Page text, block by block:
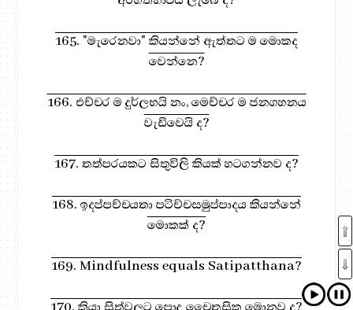
165. "මැරෙනවා" කියන්නේ ඇත්තට ම මොකද
වෙන්නෙ?
166. එච්චර ම දුර්ලභයි නං, මෙච්චර ම ජනගහනය
වැඩිවෙයි ද?
167. තත්පරයකට සිතුවිලි කියක් හටගන්නව ද?
168. ඉදප්පච්චයතා පටිච්චසමුප්පාදය කියන්නේ
මොකක් ද?
169. Mindfulness equals Satipatthana?